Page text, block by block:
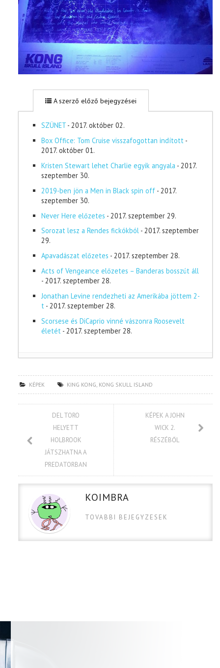
A szerző előző bejegyzései
SZÜNET - 2017. október 02.
Box Office: Tom Cruise visszafogottan indított -
2017. október 01.
Kristen Stewart lehet Charlie egyik angyala - 2017.
szeptember 30.
2019-ben jön a Men in Black spin off - 2017.
szeptember 30.
Never Here előzetes - 2017. szeptember 29.
Sorozat lesz a Rendes fickókból - 2017. szeptember
29.
Apavadászat előzetes - 2017. szeptember 28.
Acts of Vengeance előzetes – Banderas bosszút áll
- 2017. szeptember 28.
Jonathan Levine rendezheti az Amerikába jöttem 2-
t - 2017. szeptember 28.
Scorsese és DiCaprio vinné vászonra Roosevelt
életét - 2017. szeptember 28.
KÉPEK KING KONG KONG SKULL ISLAND
DEL TORO
HELYETT
HOLBROOK
JÁTSZHATNA A
PREDATORBAN
KÉPEK A JOHN
WICK 2.
RÉSZÉBŐL
KOIMBRA
TOVABBI BEJEGYZESEK